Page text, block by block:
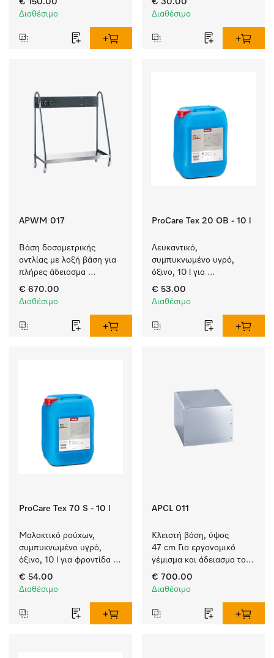
€ 150.00
Διαθέσιμο
νερού.
€ 30.00
Διαθέσιμο
APWM 017
Βάση δοσομετρικής
αντλίας με λοξή βάση για
πλήρες άδειασμα
υπολειμμάτων από τα
δοχεία υγρών.
€ 670.00
Διαθέσιμο
ProCare Tex 20 OB - 10 l
Λευκαντικό,
συμπυκνωμένο υγρό,
όξινο, 10 l για
αποτελεσματική
αφαίρεση επίμονων
€ 53.00
Διαθέσιμο
ProCare Tex 70 S - 10 l
Μαλακτικό ρούχων,
συμπυκνωμένο υγρό,
όξινο, 10 l για φροντίδα
υφασμάτων, για
εξαιρετική υφή και
€ 54.00
Διαθέσιμο
APCL 011
Κλειστή βάση, ύψος
47 cm Για εργονομικό
γέμισμα και άδειασμα του
πλυντηρίου ρούχων και
του στεγνωτηρίου.
€ 700.00
Διαθέσιμο